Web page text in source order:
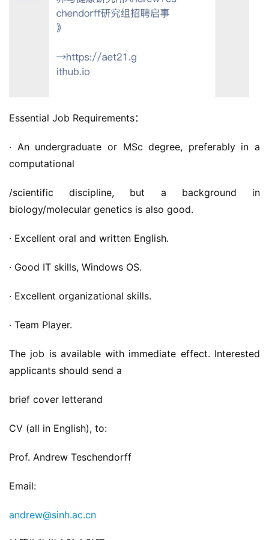
Essential Job Requirements：
· An undergraduate or MSc degree, preferably in a
computational
/scientific discipline, but a background in
biology/molecular genetics is also good.
· Excellent oral and written English.
· Good IT skills, Windows OS.
· Excellent organizational skills.
· Team Player.
The job is available with immediate effect. Interested
applicants should send a
brief cover letterand
CV (all in English), to:
Prof. Andrew Teschendorff
Email:
andrew@sinh.ac.cn